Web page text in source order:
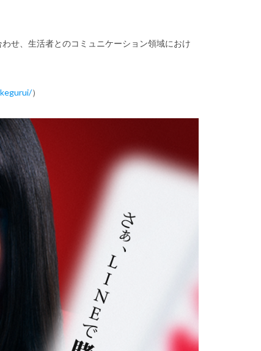
せ、生活者とのコミュニケーション領域におけ
）